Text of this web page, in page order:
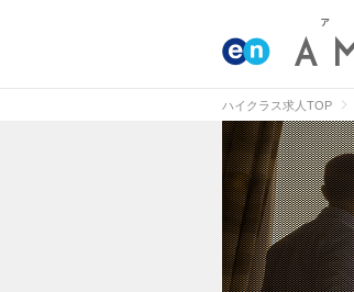
ハイクラス求人TOP